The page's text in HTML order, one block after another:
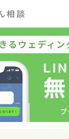
リーミートを
好きなお花の
の演出をした
シャワーをし
ながりを感じ
ました。
相談